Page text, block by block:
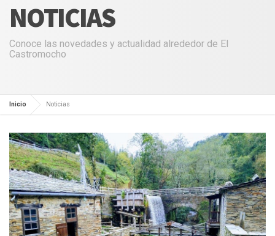
NOTICIAS
Conoce las novedades y actualidad alrededor de El
Castromocho
Inicio Noticias